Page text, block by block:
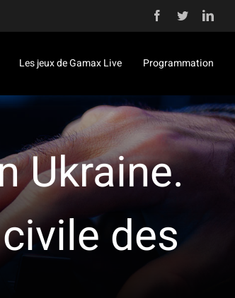
Facebook
Twitter
Les jeux de Gamax Live Programmation
Ukraine.
des